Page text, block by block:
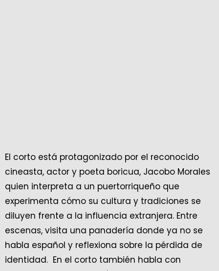
El corto está protagonizado por el reconocido
cineasta, actor y poeta boricua, Jacobo Morales
quien interpreta a un puertorriqueño que
experimenta cómo su cultura y tradiciones se
diluyen frente a la influencia extranjera. Entre
escenas, visita una panadería donde ya no se
habla español y reflexiona sobre la pérdida de
identidad. En el corto también habla con